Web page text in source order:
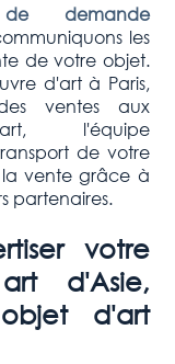
demande
les
de votre objet.
d'art à Paris,
ventes aux
l'équipe
de votre
vente grâce à
partenaires.
votre
d'Asie,
d'art